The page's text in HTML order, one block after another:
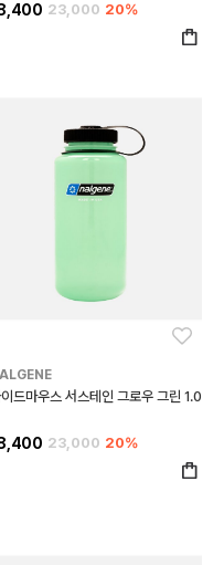
23,000 20%
드마우스 서스테인 그로우 그린 1.0
23,000 20%